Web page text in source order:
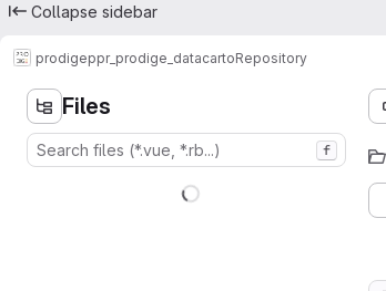
Collapse sidebar
prodigeppr_prodige_datacartoRepository
Files
f